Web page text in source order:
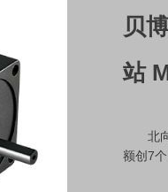
贝
站
北向
额创7